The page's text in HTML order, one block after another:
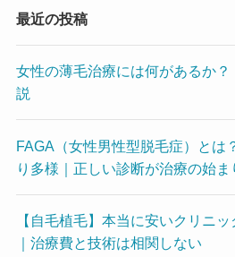
最近の投稿
女性の薄毛治療には何があるか
説
FAGA（女性男性型脱毛症）とは
り多様｜正しい診断が治療の始ま
【自毛植毛】本当に安いクリニ
｜治療費と技術は相関しない